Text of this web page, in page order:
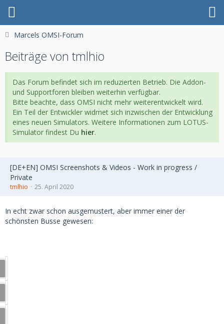
Marcels OMSI-Forum
Beiträge von tmlhio
Das Forum befindet sich im reduzierten Betrieb. Die Addon-
und Supportforen bleiben weiterhin verfügbar.
Bitte beachte, dass OMSI nicht mehr weiterentwickelt wird.
Ein Teil der Entwickler widmet sich inzwischen der Entwicklung
eines neuen Simulators. Weitere Informationen zum LOTUS-
Simulator findest Du hier.
[DE+EN] OMSI Screenshots & Videos - Work in progress /
Private
tmlhio 25. April 2020
In echt zwar schon ausgemustert, aber immer einer der
schönsten Busse gewesen: